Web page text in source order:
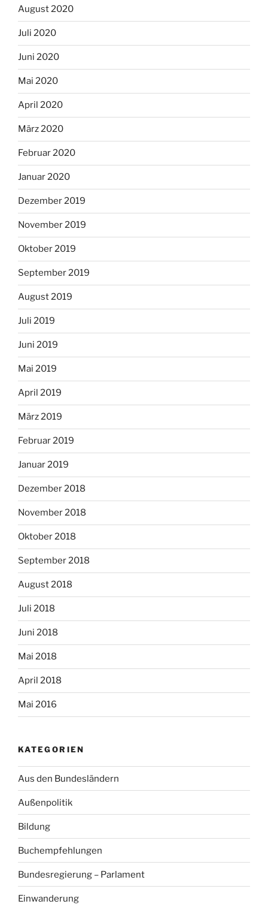
August 2020
Juli 2020
Juni 2020
Mai 2020
April 2020
März 2020
Februar 2020
Januar 2020
Dezember 2019
November 2019
Oktober 2019
September 2019
August 2019
Juli 2019
Juni 2019
Mai 2019
April 2019
März 2019
Februar 2019
Januar 2019
Dezember 2018
November 2018
Oktober 2018
September 2018
August 2018
Juli 2018
Juni 2018
Mai 2018
April 2018
Mai 2016
KATEGORIEN
Aus den Bundesländern
Außenpolitik
Bildung
Buchempfehlungen
Bundesregierung – Parlament
Einwanderung